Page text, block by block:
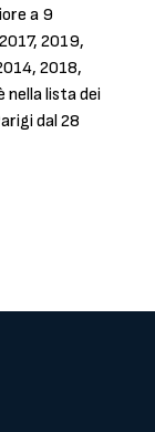
a 9
2019,
2018,
nella lista dei
dal 28